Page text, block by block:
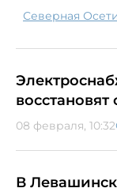
Северная
восстановят
08 февраля, 10:32
В